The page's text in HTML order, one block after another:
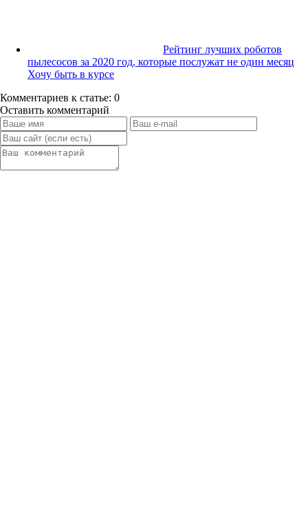
Рейтинг лучших роботов
пылесосов за 2020 год, которые послужат не один месяц
Хочу быть в курсе
Комментариев к статье: 0
Оставить комментарий